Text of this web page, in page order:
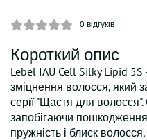
0 відгуків
Короткий опис
Lebel IAU Cell Silky Lipid
зміцнення волосся, який
серії "Щастя для
запобігаючи
пружність і блиск